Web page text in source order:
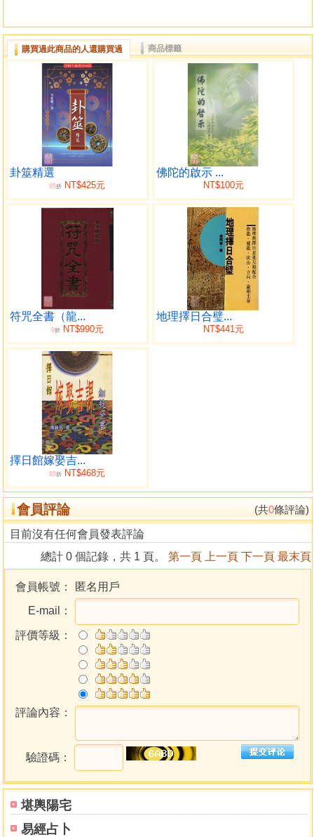
堪輿陽宅
易經占卜
惡言相向，則餘心甚慰，不負所學。餘早年立誓，終生研
易，今已七年有餘，心力不減，然易道無窮，學無止境，路
漫漫其修遠兮，餘日後若有成者，必盡皆書之，赤子之心，
神明共鑒。導言「學易三年，口出狂言，再學三年，不敢妄
言，又學三年，沉默寡言。」為何會出現這種現象？皆因易
學難精。
不知道大家有沒有注意到這種現象，一個新手，剛開始
學的時候，準確率往往非常高，甚至說啥對啥，但是沒多
久，準確率就開始大幅度下滑，以至於連吉凶都斷不準了，
更有甚者，十個反饋卦能錯到八九個。這種現像是如何造成
的呢？最根本的原因之一就是基礎不穩，很多基礎知識壓根
都不知道，且斷卦沒有體系，東一口西一句，腦袋裡一片漿
糊，不知道第一步該幹什麼，第二步該幹什麼，沒有清晰的
指向性思維。甚至在占斷了之後，對自己的占斷沒有一點自
信和把握，甚至有些收費的卦師，連算自己考試能不能過自
己都沒有把握，如果是這樣的一種情況，又如何真正趨吉避
凶？當然如果只是為了二兩銀子，則不必深究易理。本書可
以帶你走進一個思維很清晰的狀態，占斷時有理有據，占斷
後十拿九穩，繼而登堂入室，不消幾年便深究天地運行之
理，人世禍福之因，祝有緣閱讀本書的易友學有所成，法喜
前言／002
導言／004
第一部分 基礎篇／009
第一講 陰陽五行／010
第二講 十天干概論／013
第三講 十二地支概論／016
第四講 六十甲子／023
第五講 八卦／028
第七講 萬物類象之兌卦／035
第八講 萬物類象之離卦／038
第九講 萬物類象之震卦／042
第十講 萬物類象之巽卦／044
第十一講 萬物類象之坎卦／048
第十二講 萬物類象之艮卦／051
第十三講 萬物類象之坤卦／054
第十四講 萬物化卦基本原則／057
第十六講 六十四卦取象規則／076
第十七講 一卦一斷與一卦多斷／080
第十八講 起卦原則／083
第十九講 常見起卦方式／086
第二十講 起卦方式概論／091
第二部分 理論篇／093
購買過此商品的人還購買過 商品標籤
卦筮精選
85折 NT$425元
佛陀的啟示 ...
NT$100元
符咒全書（龍...
9折NT$990元
地理擇日合璧...
NT$441元
擇日館嫁娶吉...
85折 NT$468元
會員評論 (共0條評論)
目前沒有任何會員發表評論
總計 0 個記錄，共 1 頁。 第一頁 上一頁 下一頁 最末頁
會員帳號：
匿名用戶
E-mail：
評價等級：
評論內容：
驗證碼：